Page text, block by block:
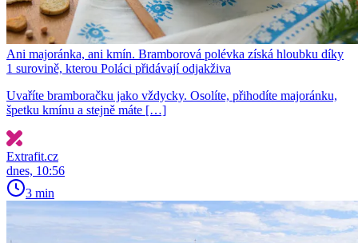
Ani majoránka, ani kmín. Bramborová polévka získá hloubku díky
1 surovině, kterou Poláci přidávají odjakživa
Uvaříte bramboračku jako vždycky. Osolíte, přihodíte majoránku,
špetku kmínu a stejně máte […]
Extrafit.cz
dnes, 10:56
3 min